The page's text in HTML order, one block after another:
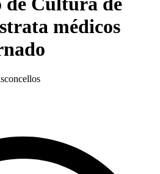
médicos